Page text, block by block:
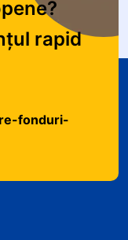
rapid
fonduri-